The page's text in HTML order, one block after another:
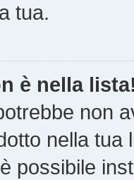
tua.
è nella
non
nella tua
possibile